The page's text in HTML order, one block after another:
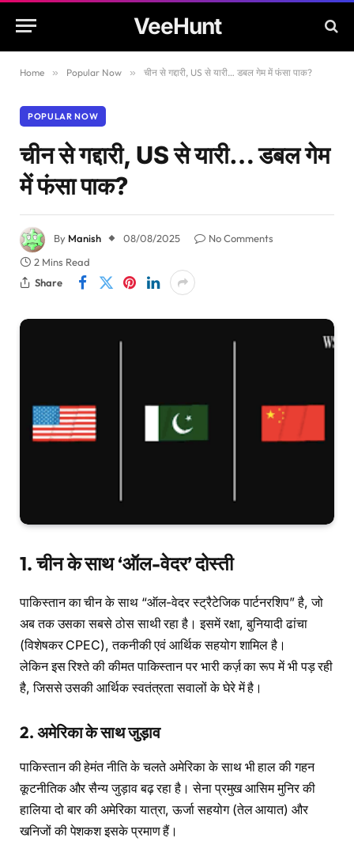
VeeHunt
Home » Popular Now » चीन से गद्दारी, US से यारी… डबल गेम में फंसा पाक?
POPULAR NOW
चीन से गद्दारी, US से यारी… डबल गेम
में फंसा पाक?
By Manish 08/08/2025
No Comments
2 Mins Read
Share
1.चीन के साथ ‘ऑल-वेदर’ दोस्ती
पाकिस्तान का चीन के साथ “ऑल-वेदर स्ट्रैटेजिक पार्टनरशिप” है, जो
अब तक उसका सबसे ठोस साथी रहा है। इसमें रक्षा, बुनियादी ढांचा
(विशेषकर CPEC), तकनीकी एवं आर्थिक सहयोग शामिल है।
लेकिन इस रिश्ते की कीमत पाकिस्तान पर भारी कर्ज़ का रूप में भी पड़ रही
है, जिससे उसकी आर्थिक स्वतंत्रता सवालों के घेरे में है।
2. अमेरिका के साथ जुड़ाव
पाकिस्तान की हेमंत नीति के चलते अमेरिका के साथ भी हाल की गहन
कूटनीतिक और सैन्य जुड़ाव बढ़ रहा है। सेना प्रमुख आसिम मुनिर की
हालिया दो बार की अमेरिका यात्रा, ऊर्जा सहयोग (तेल आयात) और
खनिजों की पेशकश इसके प्रमाण हैं।